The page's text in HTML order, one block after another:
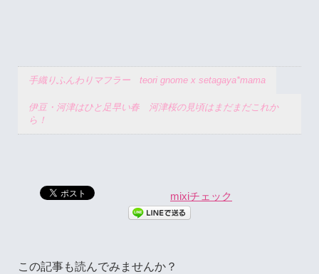
手織りふんわりマフラー teori gnome x setagaya*mama
伊豆・河津はひと足早い春 河津桜の見頃はまだまだこれか
ら！
mixiチェック
この記事も読んでみませんか？